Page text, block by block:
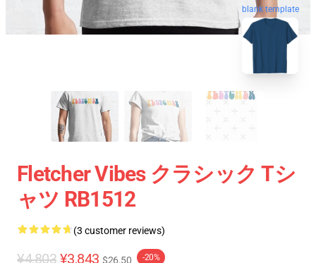
blank template
Fletcher Vibes クラシック Tシ
ャツ RB1512
(3 customer reviews)
¥4,803 ¥3,843 $26.50 -20%